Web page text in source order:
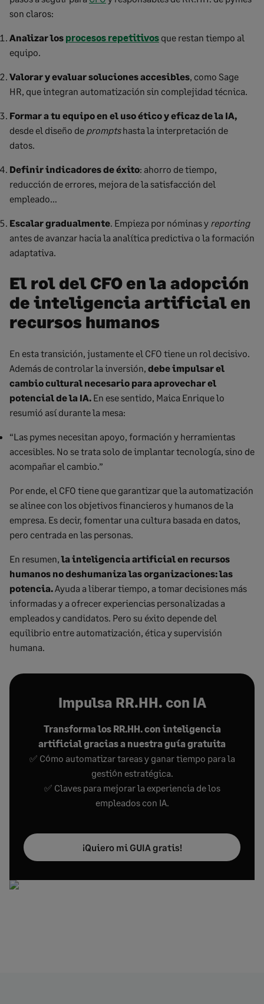
son claros:
Analizar los procesos repetitivos que restan tiempo al
equipo.
Valorar y evaluar soluciones accesibles, como Sage
HR, que integran automatización sin complejidad técnica.
Formar a tu equipo en el uso ético y eficaz de la IA,
desde el diseño de promptshasta la interpretación de
datos.
Definir indicadores de éxito: ahorro de tiempo,
reducción de errores, mejora de la satisfacción del
empleado…
Escalar gradualmente. Empieza por nóminas y reporting
antes de avanzar hacia la analítica predictiva o la formación
adaptativa.
El rol del CFO en la adopción
de inteligencia artificial en
recursos humanos
En esta transición, justamente el CFO tiene un rol decisivo.
Además de controlar la inversión, debe impulsar el
cambio cultural necesario para aprovechar el
potencial de la IA. En ese sentido, Maica Enrique lo
resumió así durante la mesa:
“Las pymes necesitan apoyo, formación y herramientas
accesibles. No se trata solo de implantar tecnología, sino de
acompañar el cambio.”
Por ende, el CFO tiene que garantizar que la automatización
se alinee con los objetivos financieros y humanos de la
empresa. Es decir, fomentar una cultura basada en datos,
pero centrada en las personas.
En resumen,la inteligencia artificial en recursos
humanos no deshumaniza las organizaciones: las
potencia. Ayuda a liberar tiempo, a tomar decisiones más
informadas y a ofrecer experiencias personalizadas a
empleados y candidatos. Pero su éxito depende del
equilibrio entre automatización, ética y supervisión
humana.
Impulsa RR.HH. con IA
Transforma los RR.HH. con inteligencia
artificial gracias a nuestra guía gratuita
✅ Cómo automatizar tareas y ganar tiempo para la
gestión estratégica.
✅ Claves para mejorar la experiencia de los
empleados con IA.
¡Quiero mi GUIA gratis!